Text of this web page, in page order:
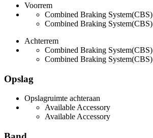
Voorrem
Combined Braking System(CBS)
Combined Braking System(CBS)
Achterrem
Combined Braking System(CBS)
Combined Braking System(CBS)
Opslag
Opslagruimte achteraan
Available Accessory
Available Accessory